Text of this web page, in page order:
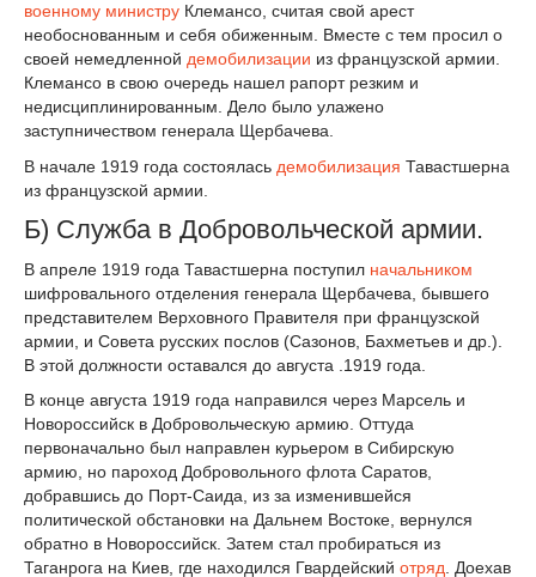
военному министру Клемансо, считая свой арест
необоснованным и себя обиженным. Вместе с тем просил о
своей немедленной демобилизации из французской армии.
Клемансо в свою очередь нашел рапорт резким и
недисциплинированным. Дело было улажено
заступничеством генерала Щербачева.
В начале 1919 года состоялась демобилизация Тавастшерна
из французской армии.
Б) Служба в Добровольческой армии.
В апреле 1919 года Тавастшерна поступил начальником
шифровального отделения генерала Щербачева, бывшего
представителем Верховного Правителя при французской
армии, и Совета русских послов (Сазонов, Бахметьев и др.).
В этой должности оставался до августа .1919 года.
В конце августа 1919 года направился через Марсель и
Новороссийск в Добровольческую армию. Оттуда
первоначально был направлен курьером в Сибирскую
армию, но пароход Добровольного флота Саратов,
добравшись до Порт-Саида, из за изменившейся
политической обстановки на Дальнем Востоке, вернулся
обратно в Новороссийск. Затем стал пробираться из
Таганрога на Киев, где находился Гвардейский отряд. Доехав